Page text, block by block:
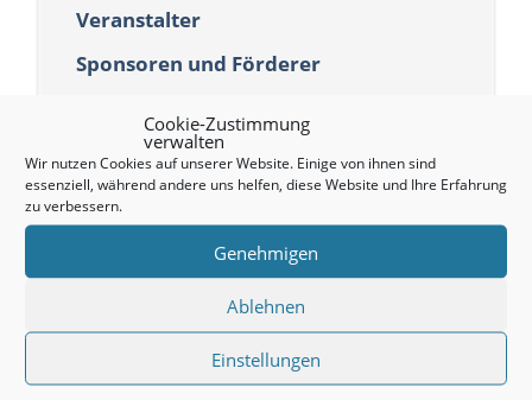
Cookie-Zustimmung
verwalten
Wir nutzen Cookies auf unserer Website. Einige von ihnen sind
essenziell, während andere uns helfen, diese Website und Ihre Erfahrung
zu verbessern.
Genehmigen
Ablehnen
Einstellungen
Veranstalter
Sponsoren und Förderer